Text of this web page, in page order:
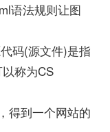
语法规则让图
码(源文件)是指
称为CS
得到一个网站的